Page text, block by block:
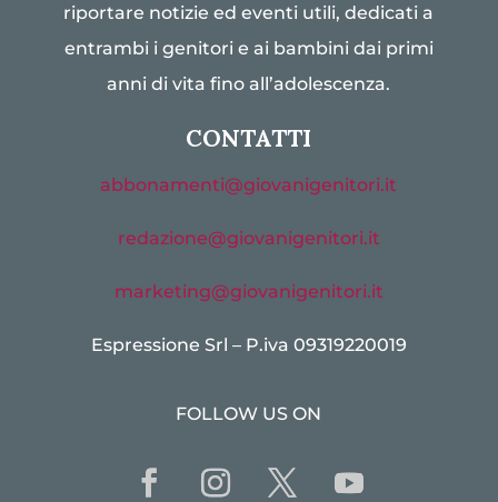
riportare notizie ed eventi utili, dedicati a
entrambi i genitori e ai bambini dai primi
anni di vita fino all’adolescenza.
CONTATTI
abbonamenti@giovanigenitori.it
redazione@giovanigenitori.it
marketing@giovanigenitori.it
Espressione Srl – P.iva 09319220019
FOLLOW US ON